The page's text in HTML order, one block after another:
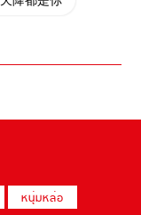
หนุ่มหล่อ